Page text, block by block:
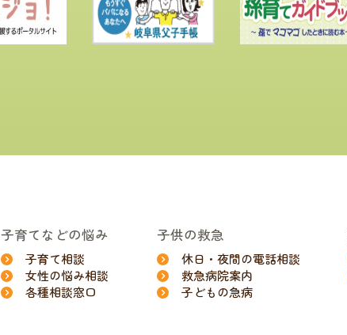
子育てなどの悩み
子育て相談
女性の悩み相談
各種相談窓口
子供の救急
休日・夜間の電話相談
救急病院案内
子どもの急病